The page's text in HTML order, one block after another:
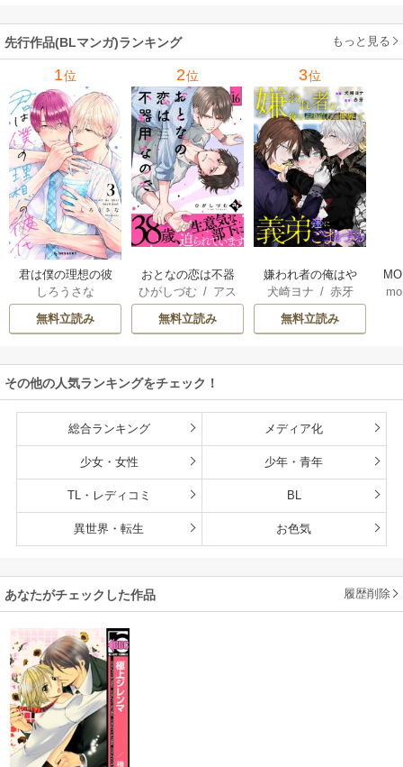
先行作品(BLマンガ)ランキング もっと見る
1位
君は僕の理想の彼
氏
しろうさな
無料立読み
2位
おとなの恋は不器
用なので
ひがしづむ / アス
ティル編集部
無料立読み
3位
嫌われ者の俺はや
り直しの世界で義
弟達にごまをする
（分冊版）
犬崎ヨナ / 赤牙
無料立読み
その他の人気ランキングをチェック！
総合ランキング メディア化
少女・女性 少年・青年
TL・レディコミ BL
異世界・転生 お色気
あなたがチェックした作品 履歴削除